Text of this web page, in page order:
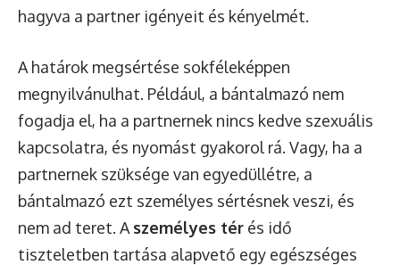
hagyva a partner igényeit és kényelmét.
A határok megsértése sokféleképpen
megnyilvánulhat. Például, a bántalmazó nem
fogadja el, ha a partnernek nincs kedve szexuális
kapcsolatra, és nyomást gyakorol rá. Vagy, ha a
partnernek szüksége van egyedüllétre, a
bántalmazó ezt személyes sértésnek veszi, és
nem ad teret. A személyes tér és idő
tiszteletben tartása alapvető egy egészséges